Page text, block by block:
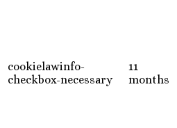
cookielawinfo-
checkbox-necessary
11
months